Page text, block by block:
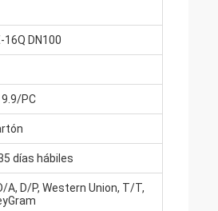
16Q DN100
PC
días hábiles
A, D/P, Western Union, T/T,